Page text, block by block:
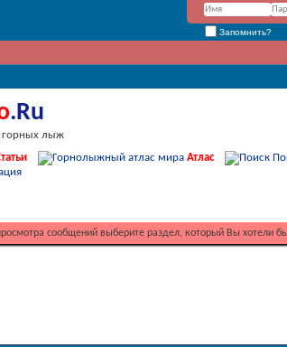
Запомнить?
.Ru
горных лыж
Атлас
сообщений выберите раздел, который Вы хотели